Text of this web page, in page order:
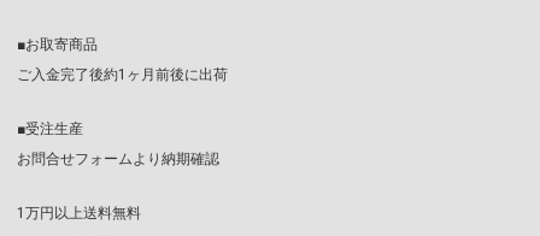
■お取寄商品
ご入金完了後約1ヶ月前後に出荷
■受注生産
お問合せフォームより納期確認
1万円以上送料無料